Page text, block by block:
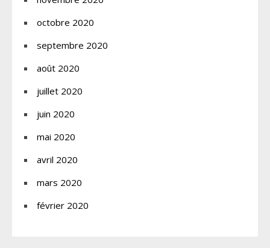
octobre 2020
septembre 2020
août 2020
juillet 2020
juin 2020
mai 2020
avril 2020
mars 2020
février 2020